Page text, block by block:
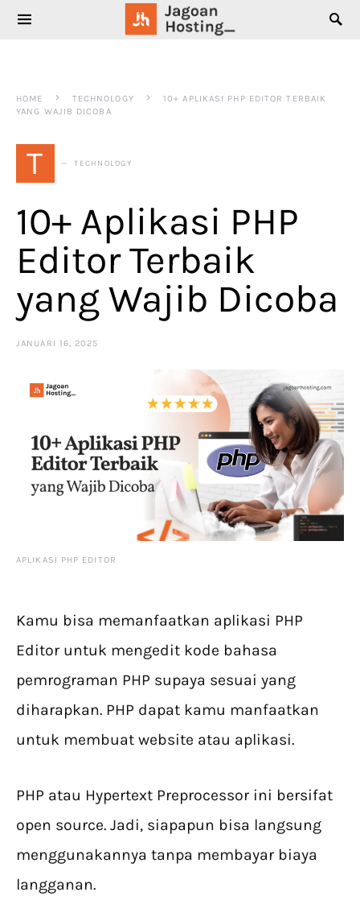
SEARCH FOR:
HOME TECHNOLOGY
10+ APLIKASI PHP EDITOR TERBAIK
YANG WAJIB DICOBA
T TECHNOLOGY
10+ Aplikasi PHP
Editor Terbaik
yang Wajib Dicoba
JANUARI 16, 2025
APLIKASI PHP EDITOR
Kamu bisa memanfaatkan aplikasi PHP
Editor untuk mengedit kode bahasa
pemrograman PHP supaya sesuai yang
diharapkan. PHP dapat kamu manfaatkan
untuk membuat website atau aplikasi.
PHP atau Hypertext Preprocessor ini bersifat
open source. Jadi, siapapun bisa langsung
menggunakannya tanpa membayar biaya
langganan.